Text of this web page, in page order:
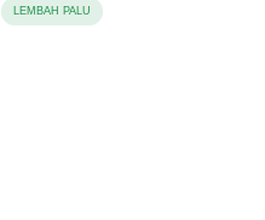
LEMBAH PALU